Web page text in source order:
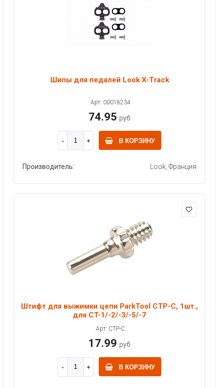
Шипы для педалей Look X-Track
Арт: 00018234
74.95 руб
В КОРЗИНУ
Производитель: Look, Франция
Штифт для выжимки цепи ParkTool CTP-C, 1шт.,
для CT-1/-2/-3/-5/-7
Арт: CTP-C
17.99 руб
В КОРЗИНУ